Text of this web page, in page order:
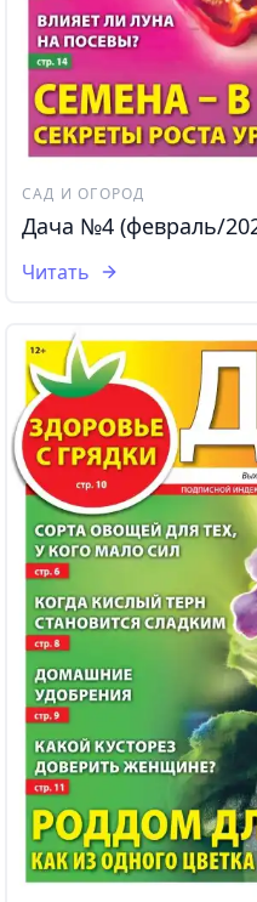
САД И ОГОРОД
Дача №4 (февраль/
Читать